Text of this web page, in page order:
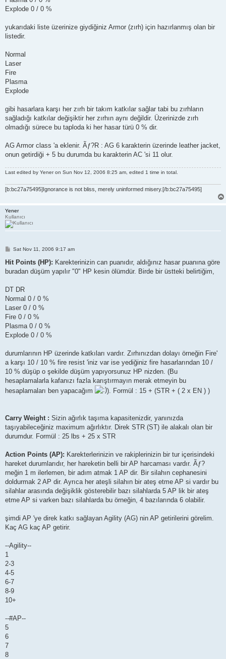
Explode 0 / 0 %
yukarıdaki liste üzerinize giydiğiniz Armor (zırh) için hazırlanmış olan bir
listedir.
Normal
Laser
Fire
Plasma
Explode
gibi hasarlara karşı her zırh bir takım katkılar sağlar tabi bu zırhların
sağladığı katkılar değişiktir her zırhın aynı değildir. Üzerinizde zırh
olmadığı sürece bu taploda ki her hasar türü 0 % dir.
AG Armor class 'a eklenir. Ãƒ?R : AG 6 karakterin üzerinde leather jacket,
onun getirdiği + 5 bu durumda bu karakterin AC 'si 11 olur.
Last edited by Yeneron Sun Nov 12, 2006 8:25 am, edited 1 time in total.
[b:bc27a75495]Ignorance is not bliss, merely uninformed misery.[/b:bc27a75495]
Yener
Kullanıcı
P
s
Sat Nov 11, 2006 9:17 am
Hit Points (HP): Karekterinizin can puanıdır, aldığınız hasar puanına göre
buradan düşüm yapılır "0" HP kesin ölümdür. Birde bir üstteki belirtiğim,
DT DR
Normal 0 / 0 %
Laser 0 / 0 %
Fire 0 / 0 %
Plasma 0 / 0 %
Explode 0 / 0 %
durumlarının HP üzerinde katkıları vardır. Zırhınızdan dolayı örneğin Fire'
a karşı 10 / 10 % fire resist 'iniz var ise yediğiniz fire hasarlarından 10 /
10 % düşüp o şekilde düşüm yapıyorsunuz HP nizden. (Bu
hesaplamalarla kafanızı fazla karıştırmayın merak etmeyin bu
hesaplamaları ben yapacağım
). Formül : 15 + (STR + ( 2 x EN ) )
Carry Weight : Sizin ağırlık taşıma kapasitenizdir, yanınızda
taşıyabileceğiniz maximum ağırlıktır. Direk STR (ST) ile alakalı olan bir
durumdur. Formül : 25 lbs + 25 x STR
Action Points (AP): Karekterlerinizin ve rakiplerinizin bir tur içerisindeki
hareket durumlarıdır, her hareketin belli bir AP harcaması vardır. Ãƒ?
rneğin 1 m ilerlemen, bir adım atmak 1 AP dir. Bir silahın cephanesini
doldurmak 2 AP dir. Ayrıca her ateşli silahın bir ateş etme AP si vardır bu
silahlar arasında değişiklik gösterebilir bazı silahlarda 5 AP lik bir ateş
etme AP si varken bazı silahlarda bu örneğin, 4 bazılarında 6 olabilir.
şimdi AP 'ye direk katkı sağlayan Agility (AG) nin AP getirilerini görelim.
Kaç AG kaç AP getirir.
--Agility--
1
2-3
4-5
6-7
8-9
10+
--#AP--
5
6
7
8